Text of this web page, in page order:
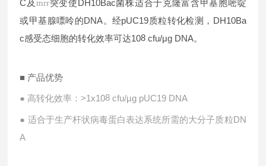
C及 mrr突变使DH10Bac菌株适合于克隆富含甲基胞嘧啶
或甲基腺嘌呤的DNA。经pUC19质粒转化检测，DH10Ba
c感受态细胞的转化效率可达108 cfu/μg DNA。
■ 产品优势
● 高转化效率：>1x108 cfu/µg pUC19 DNA
● 适合于生产杆状病毒蛋白表达系统所需的大分子质粒DN
A